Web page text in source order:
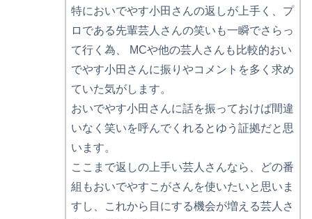
特においでやす小田さんの返しが上手く、プ
ロである先輩芸人さんの笑いも一瞬でさらっ
て行く為、 MCや他の芸人さんも比較的おい
でやす小田さんに振りやコメントを多く求め
ていた気がします。
おいでやす小田さんに話を振っておけば間違
いなく笑いを呼んでくれるとゆう証拠だと思
います。
ここまで返しの上手い芸人さんなら、どの番
組もおいでやすこがさんを使いたいと思いま
すし、これから目にする機会が増える芸人さ